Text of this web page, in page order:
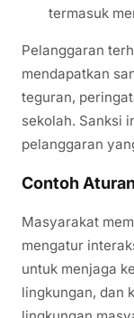
termasuk
Pelanggaran
mendapatkan
teguran,
sekolah. Sanksi
pelanggaran
Contoh
Masyarakat
mengatur
untuk menjaga
lingkungan, dan